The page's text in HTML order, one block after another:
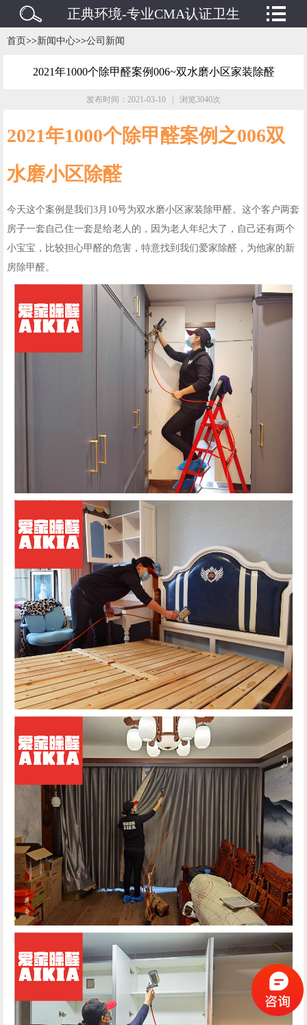
正典环境-专业CMA认证卫生
检测/水质检测/废水废气检测
机构
首页>>新闻中心>>公司新闻
2021年1000个除甲醛案例006~双水磨小区家装除醛
发布时间：2021-03-10 | 浏览3040次
2021年1000个除甲醛案例之006双
水磨小区除醛
今天这个案例是我们3月10号为双水磨小区家装除甲醛。这个客户两套
房子一套自己住一套是给老人的，因为老人年纪大了，自己还有两个
小宝宝，比较担心甲醛的危害，特意找到我们爱家除醛，为他家的新
房除甲醛。